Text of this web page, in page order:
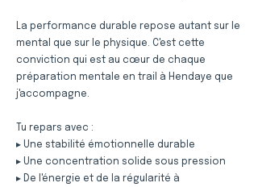
La performance durable repose autant sur le
mental que sur le physique. C'est cette
conviction qui est au cœur de chaque
préparation mentale en trail à Hendaye que
j'accompagne.
Tu repars avec :
▸ Une stabilité émotionnelle durable
▸ Une concentration solide sous pression
▸ De l'énergie et de la régularité à